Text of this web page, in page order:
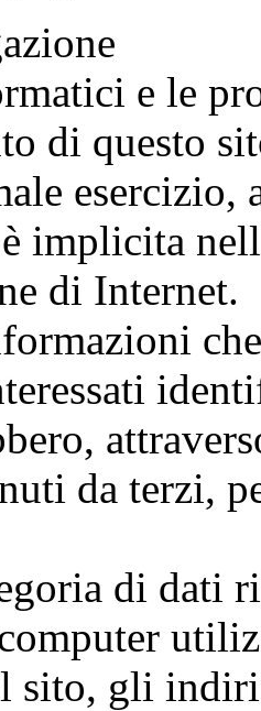
e le
di questo
esercizio,
implicita
di Internet.
da terzi,
di dati
sito, gli